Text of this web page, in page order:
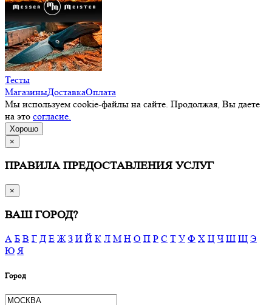
Тесты
МагазиныДоставкаОплата
Мы используем cookie-файлы на сайте. Продолжая, Вы даете
на это согласие.
Хорошо
×
ПРАВИЛА ПРЕДОСТАВЛЕНИЯ УСЛУГ
×
ВАШ ГОРОД?
А Б В Г Д Е Ж З И Й К Л М Н О П Р С Т У Ф Х Ц Ч Ш Щ Э
Ю Я
Город